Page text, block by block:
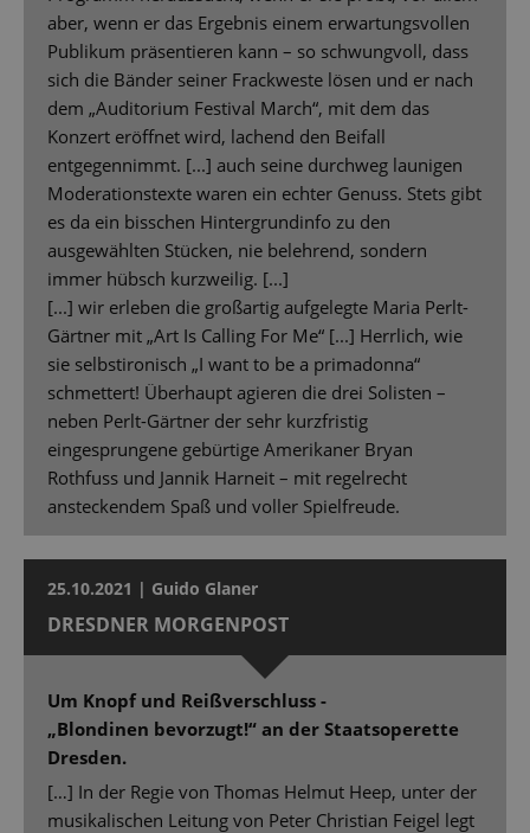
aber, wenn er das Ergebnis einem erwartungsvollen
Publikum präsentieren kann – so schwungvoll, dass
sich die Bänder seiner Frackweste lösen und er nach
dem „Auditorium Festival March“, mit dem das
Konzert eröffnet wird, lachend den Beifall
entgegennimmt. [...] auch seine durchweg launigen
Moderationstexte waren ein echter Genuss. Stets gibt
es da ein bisschen Hintergrundinfo zu den
ausgewählten Stücken, nie belehrend, sondern
immer hübsch kurzweilig. [...]
[...] wir erleben die großartig aufgelegte Maria Perlt-
Gärtner mit „Art Is Calling For Me“ [...] Herrlich, wie
sie selbstironisch „I want to be a primadonna“
schmettert! Überhaupt agieren die drei Solisten –
neben Perlt-Gärtner der sehr kurzfristig
eingesprungene gebürtige Amerikaner Bryan
Rothfuss und Jannik Harneit – mit regelrecht
ansteckendem Spaß und voller Spielfreude.
25.10.2021 | Guido Glaner
DRESDNER MORGENPOST
Um Knopf und Reißverschluss -
„Blondinen bevorzugt!“ an der Staatsoperette
Dresden.
[…] In der Regie von Thomas Helmut Heep, unter der
musikalischen Leitung von Peter Christian Feigel legt